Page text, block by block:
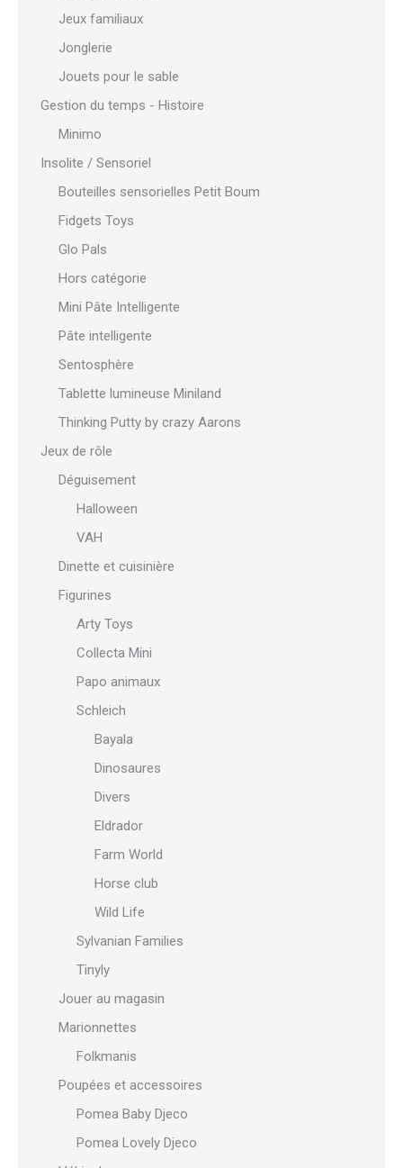
Jeux familiaux
Jonglerie
Jouets pour le sable
Gestion du temps - Histoire
Minimo
Insolite / Sensoriel
Bouteilles sensorielles Petit Boum
Fidgets Toys
Glo Pals
Hors catégorie
Mini Pâte Intelligente
Pâte intelligente
Sentosphère
Tablette lumineuse Miniland
Thinking Putty by crazy Aarons
Jeux de rôle
Déguisement
Halloween
VAH
Dinette et cuisinière
Figurines
Arty Toys
Collecta Mini
Papo animaux
Schleich
Bayala
Dinosaures
Divers
Eldrador
Farm World
Horse club
Wild Life
Sylvanian Families
Tinyly
Jouer au magasin
Marionnettes
Folkmanis
Poupées et accessoires
Pomea Baby Djeco
Pomea Lovely Djeco